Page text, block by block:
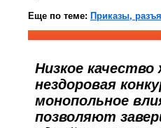
Еще по теме: Приказы,
Низкое
нездоровая
монопольное
позволяют